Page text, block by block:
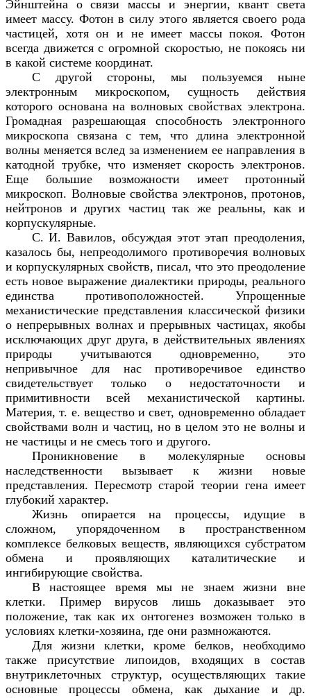
Эйнштейна о связи массы и энергии, квант света
имеет массу. Фотон в силу этого является своего рода
частицей, хотя он и не имеет массы покоя. Фотон
всегда движется с огромной скоростью, не покоясь ни
в какой системе координат.
С другой стороны, мы пользуемся ныне
электронным микроскопом, сущность действия
которого основана на волновых свойствах электрона.
Громадная разрешающая способность электронного
микроскопа связана с тем, что длина электронной
волны меняется вслед за изменением ее направления в
катодной трубке, что изменяет скорость электронов.
Еще большие возможности имеет протонный
микроскоп. Волновые свойства электронов, протонов,
нейтронов и других частиц так же реальны, как и
корпускулярные.
С. И. Вавилов, обсуждая этот этап преодоления,
казалось бы, непреодолимого противоречия волновых
и корпускулярных свойств, писал, что это преодоление
есть новое выражение диалектики природы, реального
единства противоположностей. Упрощенные
механистические представления классической физики
о непрерывных волнах и прерывных частицах, якобы
исключающих друг друга, в действительных явлениях
природы учитываются одновременно, это
непривычное для нас противоречивое единство
свидетельствует только о недостаточности и
примитивности всей механистической картины.
Материя, т. е. вещество и свет, одновременно обладает
свойствами волн и частиц, но в целом это не волны и
не частицы и не смесь того и другого.
Проникновение в молекулярные основы
наследственности вызывает к жизни новые
представления. Пересмотр старой теории гена имеет
глубокий характер.
Жизнь опирается на процессы, идущие в
сложном, упорядоченном в пространственном
комплексе белковых веществ, являющихся субстратом
обмена и проявляющих каталитические и
ингибирующие свойства.
В настоящее время мы не знаем жизни вне
клетки. Пример вирусов лишь доказывает это
положение, так как их онтогенез возможен только в
условиях клетки-хозяина, где они размножаются.
Для жизни клетки, кроме белков, необходимо
также присутствие липоидов, входящих в состав
внутриклеточных структур, осуществляющих такие
основные процессы обмена, как дыхание и др.